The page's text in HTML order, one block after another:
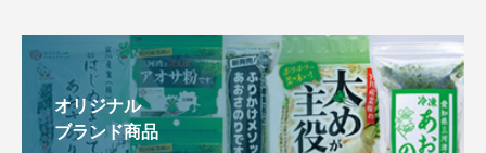
オリジナル
ブランド商品